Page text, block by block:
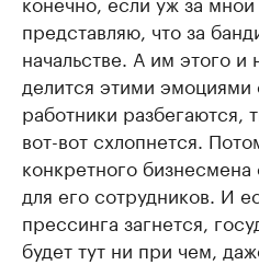
представляю, что за
начальстве. А им этого и
делится этими эмоциями
работники разбегаются,
вот-вот схлопнется.
конкретного
для его сотрудников. И
прессинга загнется,
будет тут ни при чем,